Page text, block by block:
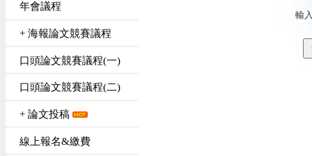
年會議程
+ 海報論文競賽議程
口頭論文競賽議程(一)
口頭論文競賽議程(二)
+ 論文投稿
線上報名&繳費
輸